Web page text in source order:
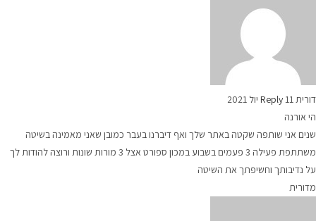
דורית Reply11 יול 2021
הי אורנה
שנים אני שותפה שקטה באתר שלך ואף דיברנו בעבר כמובן שאני מאמינה בשיטה
משתתפת פעילה 3 פעמים בשבוע במכון ספורט אצל 3 מורות שונות ורוצה להודות לך
על נדיבותך וחשיפתך את השיטה
מדורית